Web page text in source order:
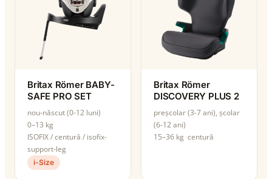
Britax Römer BABY-
SAFE PRO SET
nou-născut (0-12 luni)
0–13 kg
ISOFIX / centură / isofix-
support-leg
i-Size
Britax Römer
DISCOVERY PLUS 2
preșcolar (3-7 ani), școlar
(6-12 ani)
15–36 kg centură